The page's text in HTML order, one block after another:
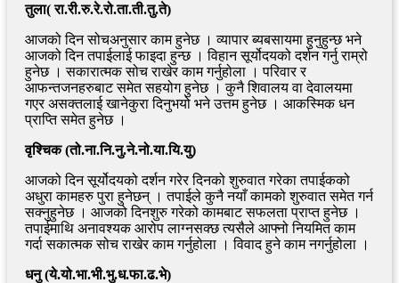
तुला( रा.री.रु.रे.रो.ता.ती.तु.ते)
आजको दिन सोचअनुसार काम हुनेछ । व्यापार ब्यबसायमा हुनुहुन्छ भने
आजको दिन तपाईलाई फाइदा हुन्छ । विहान सूर्योदयको दर्शन गर्नु राम्रो
हुनेछ । सकारात्मक सोच राखेर काम गर्नुहोला । परिवार र
आफन्तजनहरुबाट समेत सहयोग हुनेछ । कुनै शिवालय वा देवालयमा
गएर असक्तलाई खानेकुरा दिनुभयो भने उत्तम हुनेछ । आकस्मिक धन
प्राप्ति समेत हुनेछ ।
वृश्चिक (तो.ना.नि.नु.ने.नो.या.यि.यु)
आजको दिन सूर्योदयको दर्शन गरेर दिनको शुरुवात गरेका तपाईकको
अधुरा कामहरु पुरा हुनेछन् । तपाईले कुनै नयाँ कामको शुरुवात समेत गर्न
सक्नुहुनेछ । आजको दिनशुरु गरेको कामबाट सफलता प्राप्त हुनेछ ।
तपाईमाथि अनावश्यक आरोप लाग्नसक्छ त्यसैले आफ्नो नियमित काम
गर्दा सकात्मक सोच राखेर काम गर्नुहोला । विवाद हुने काम नगर्नुहोला ।
धनु (ये.यो.भा.भी.भु.ध.फा.ढ.भे)